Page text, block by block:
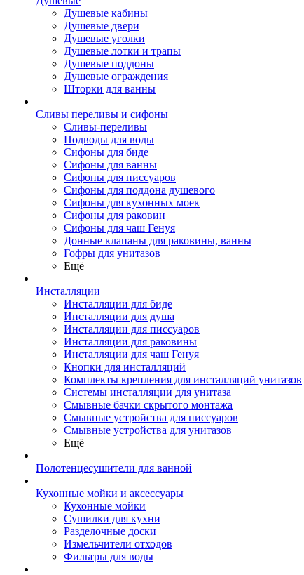
Душевые кабины
Душевые двери
Душевые уголки
Душевые лотки и трапы
Душевые поддоны
Душевые ограждения
Шторки для ванны
Сливы переливы и сифоны
Сливы-переливы
Подводы для воды
Сифоны для биде
Сифоны для ванны
Сифоны для писсуаров
Сифоны для поддона душевого
Сифоны для кухонных моек
Сифоны для раковин
Сифоны для чаш Генуя
Донные клапаны для раковины, ванны
Гофры для унитазов
Ещё
Инсталляции
Инсталляции для биде
Инсталляции для душа
Инсталляции для писсуаров
Инсталляции для раковины
Инсталляции для чаш Генуя
Кнопки для инсталляций
Комплекты крепления для инсталляций унитазов
Системы инсталляции для унитаза
Смывные бачки скрытого монтажа
Смывные устройства для писсуаров
Смывные устройства для унитазов
Ещё
Полотенцесушители для ванной
Кухонные мойки и аксессуары
Кухонные мойки
Сушилки для кухни
Разделочные доски
Измельчители отходов
Фильтры для воды